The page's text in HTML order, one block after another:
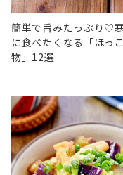
簡単で旨みたっぷり♡
に食べたくなる「ほっ
物」12選